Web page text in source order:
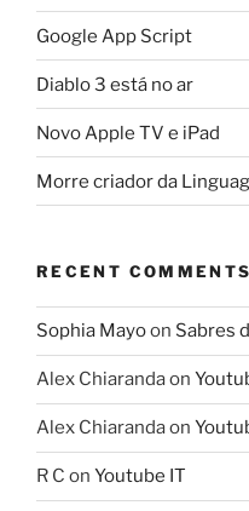
Google App Script
Diablo 3 está no ar
Novo Apple TV e iPad
Morre criador da
RECENT COMMENTS
Sophia Mayoon Sabres
Alex Chiarandaon
Alex Chiarandaon
R C on Youtube IT